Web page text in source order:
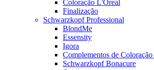
Coloração L'Oreal
Finalização
Schwarzkopf Professional
BlondMe
Essensity
Igora
Complementos de
Schwarzkopf Bonacure